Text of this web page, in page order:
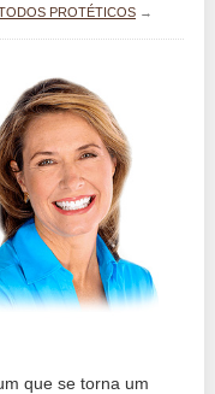
PROTÉTICOS→
que se torna um